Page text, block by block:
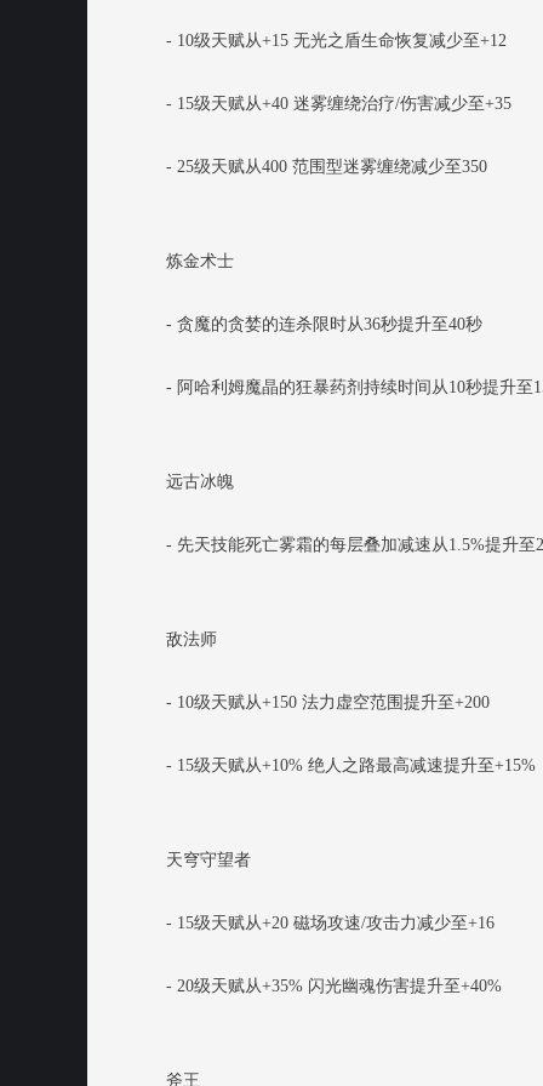
- 10级天赋从+15 无光之盾生命恢复减少至+12
- 15级天赋从+40 迷雾缠绕治疗/伤害减少至+35
- 25级天赋从400 范围型迷雾缠绕减少至350
炼金术士
- 贪魔的贪婪的连杀限时从36秒提升至40秒
- 阿哈利姆魔晶的狂暴药剂持续时间从10秒提升至
远古冰魄
- 先天技能死亡雾霜的每层叠加减速从1.5%提升至
敌法师
- 10级天赋从+150 法力虚空范围提升至+200
- 15级天赋从+10% 绝人之路最高减速提升至+15%
天穹守望者
- 15级天赋从+20 磁场攻速/攻击力减少至+16
- 20级天赋从+35% 闪光幽魂伤害提升至+40%
斧王